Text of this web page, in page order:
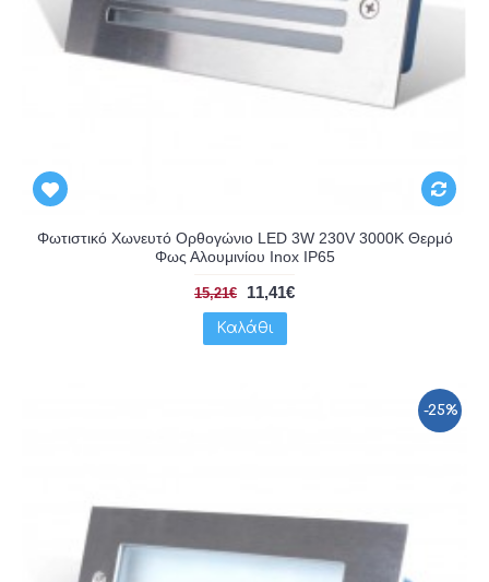
Φωτιστικό Χωνευτό Ορθογώνιο LED 3W 230V 3000K Θερμό
Φως Αλουμινίου Inox IP65
15,21€ 11,41€
Καλάθι
-25%